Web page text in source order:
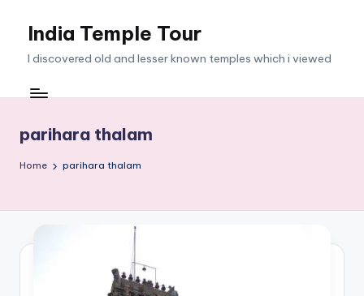
India Temple Tour
I discovered old and lesser known temples which i viewed
parihara thalam
Home parihara thalam